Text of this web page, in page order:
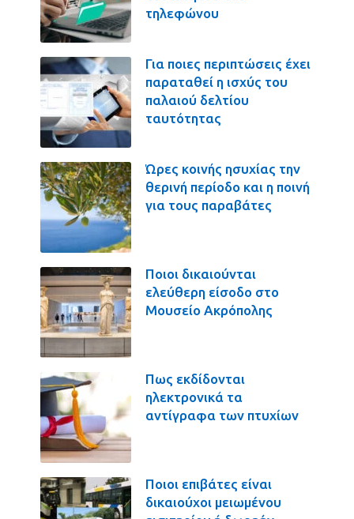
τηλεφώνου
Για ποιες περιπτώσεις έχει
παραταθεί η ισχύς του
παλαιού δελτίου
ταυτότητας
Ώρες κοινής ησυχίας την
θερινή περίοδο και η ποινή
για τους παραβάτες
Ποιοι δικαιούνται
ελεύθερη είσοδο στο
Μουσείο Ακρόπολης
Πως εκδίδονται
ηλεκτρονικά τα
αντίγραφα των πτυχίων
Ποιοι επιβάτες είναι
δικαιούχοι μειωμένου